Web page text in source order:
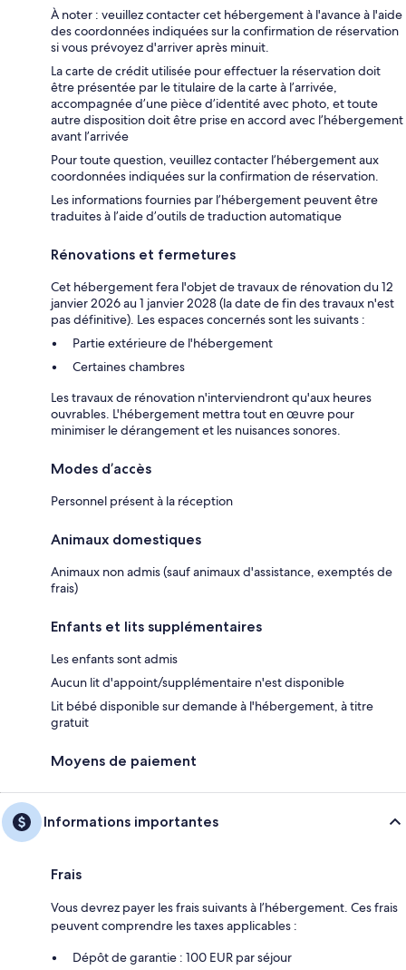
À noter : veuillez contacter cet hébergement à l'avance à l'aide
des coordonnées indiquées sur la confirmation de réservation
si vous prévoyez d'arriver après minuit.
La carte de crédit utilisée pour effectuer la réservation doit
être présentée par le titulaire de la carte à l’arrivée,
accompagnée d’une pièce d’identité avec photo, et toute
autre disposition doit être prise en accord avec l’hébergement
avant l’arrivée
Pour toute question, veuillez contacter l’hébergement aux
coordonnées indiquées sur la confirmation de réservation.
Les informations fournies par l’hébergement peuvent être
traduites à l’aide d’outils de traduction automatique
Rénovations et fermetures
Cet hébergement fera l'objet de travaux de rénovation du 12
janvier 2026 au 1 janvier 2028 (la date de fin des travaux n'est
pas définitive). Les espaces concernés sont les suivants :
Partie extérieure de l'hébergement
Certaines chambres
Les travaux de rénovation n'interviendront qu'aux heures
ouvrables. L'hébergement mettra tout en œuvre pour
minimiser le dérangement et les nuisances sonores.
Modes d’accès
Personnel présent à la réception
Animaux domestiques
Animaux non admis (sauf animaux d'assistance, exemptés de
frais)
Enfants et lits supplémentaires
Les enfants sont admis
Aucun lit d'appoint/supplémentaire n'est disponible
Lit bébé disponible sur demande à l'hébergement, à titre
gratuit
Moyens de paiement
Informations importantes
Frais
Vous devrez payer les frais suivants à l’hébergement. Ces frais
peuvent comprendre les taxes applicables :
Dépôt de garantie : 100 EUR par séjour